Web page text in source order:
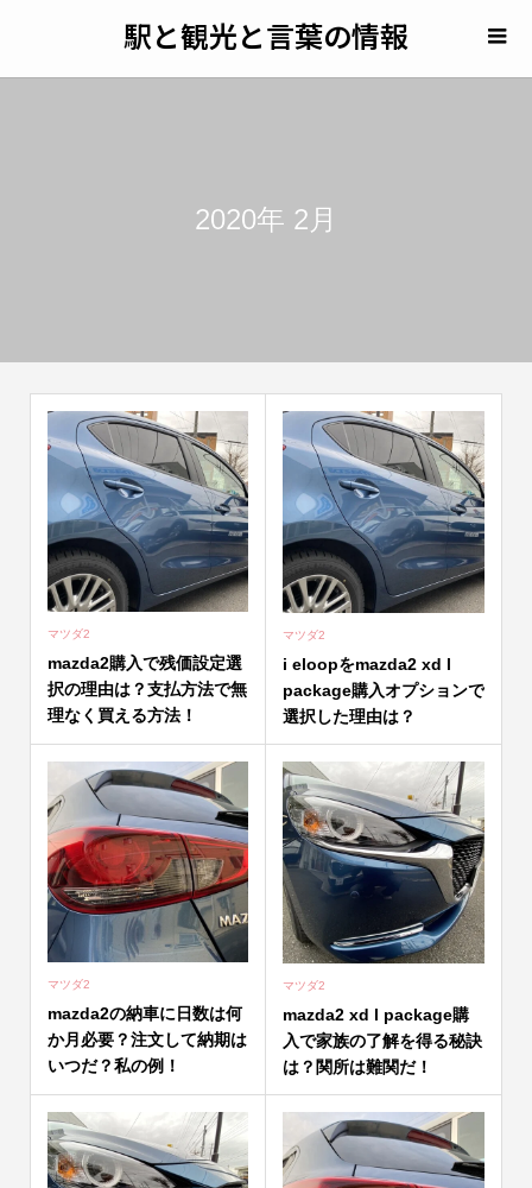
駅と観光と言葉の情報
2020年 2月
マツダ2
mazda2購入で残価設定選
択の理由は？支払方法で無
理なく買える方法！
マツダ2
i eloopをmazda2 xd l
package購入オプションで
選択した理由は？
マツダ2
mazda2の納車に日数は何
か月必要？注文して納期は
いつだ？私の例！
マツダ2
mazda2 xd l package購
入で家族の了解を得る秘訣
は？関所は難関だ！